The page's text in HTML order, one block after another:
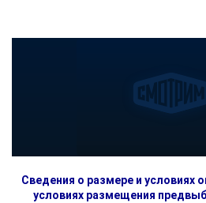
Сведения о размере и условиях
условиях размещения